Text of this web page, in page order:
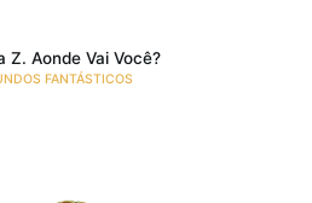
Z. Aonde Vai Você?
FANTÁSTICOS